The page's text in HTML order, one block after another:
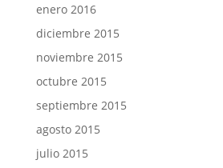
enero 2016
diciembre 2015
noviembre 2015
octubre 2015
septiembre 2015
agosto 2015
julio 2015